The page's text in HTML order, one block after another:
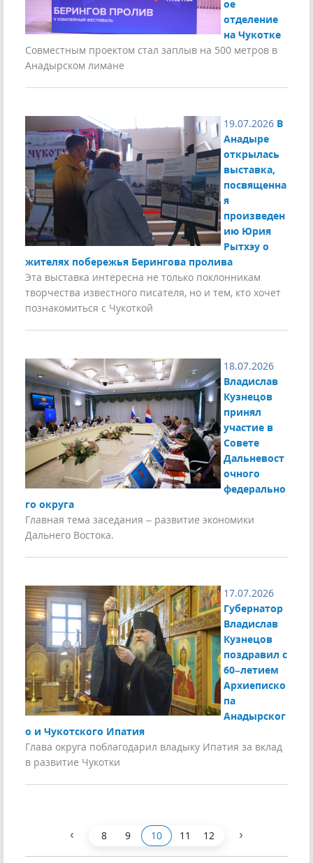
ое
отделение
на Чукотке
Совместным проектом стал заплыв на 500 метров в
Анадырском лимане
19.07.2026 В
Анадыре
открылась
выставка,
посвященна
я
произведен
ию Юрия
Рытхэу о
жителях побережья Берингова пролива
Эта выставка интересна не только поклонникам
творчества известного писателя, но и тем, кто хочет
познакомиться с Чукоткой
18.07.2026
Владислав
Кузнецов
принял
участие в
Совете
Дальневост
очного
федерально
го округа
Главная тема заседания – развитие экономики
Дальнего Востока.
17.07.2026
Губернатор
Владислав
Кузнецов
поздравил с
60–летием
Архиеписко
па
Анадырског
о и Чукотского Ипатия
Глава округа поблагодарил владыку Ипатия за вклад
в развитие Чукотки
‹ 8 9 10 11 12 ›